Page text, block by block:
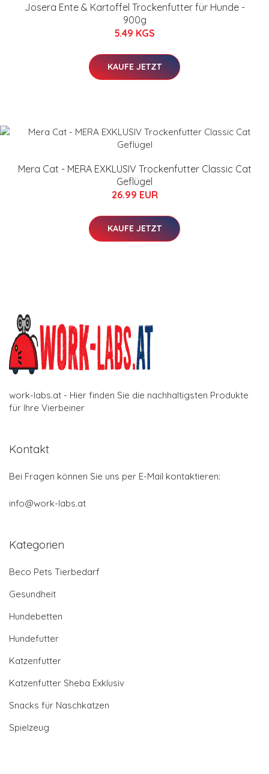
Josera Ente & Kartoffel Trockenfutter für Hunde -
900g
5.49 KGS
KAUFE JETZT
Mera Cat - MERA EXKLUSIV Trockenfutter Classic Cat
Geflügel
26.99 EUR
KAUFE JETZT
work-labs.at - Hier finden Sie die nachhaltigsten Produkte
für Ihre Vierbeiner
Kontakt
Bei Fragen können Sie uns per E-Mail kontaktieren:
info@work-labs.at
Kategorien
Beco Pets Tierbedarf
Gesundheit
Hundebetten
Hundefutter
Katzenfutter
Katzenfutter Sheba Exklusiv
Snacks für Naschkatzen
Spielzeug